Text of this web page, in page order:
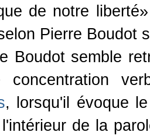
de notre
Pierre Boudot
Boudot semble
concentration
, lorsqu'il évoque
de la